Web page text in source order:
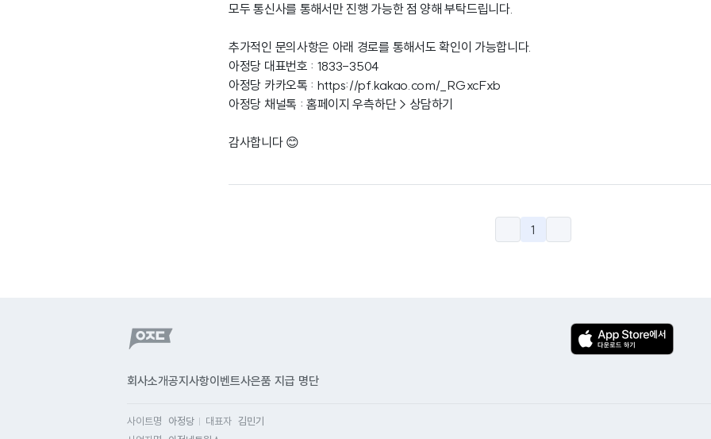
모두 통신사를 통해서만 진행 가능한 점 양해 부탁드립니다.
추가적인 문의사항은 아래 경로를 통해서도 확인이 가능합니다.
아정당 대표번호 : 1833-3504
아정당 카카오톡 : https://pf.kakao.com/_RGxcFxb
아정당 채널톡 : 홈페이지 우측하단 > 상담하기
감사합니다 😊
1
회사소개공지사항이벤트사은품 지급 명단
사이트명 아정당 대표자 김민기